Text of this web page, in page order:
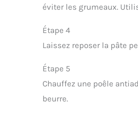
éviter les grumeaux.
Étape 4
Laissez reposer la pâte
Étape 5
Chauffez une poêle
beurre.